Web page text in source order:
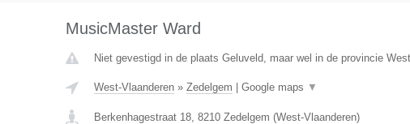
MusicMaster Ward
Niet gevestigd in de plaats Geluveld, maar wel in de provincie
West-Vlaanderen» Zedelgem Google maps ▼
Berkenhagestraat 18, 8210 Zedelgem (West-Vlaanderen)